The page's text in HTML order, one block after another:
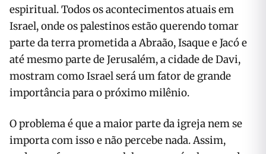
espiritual. Todos os acontecimentos atuais em
Israel, onde os palestinos estão querendo tomar
parte da terra prometida a Abraão, Isaque e Jacó e
até mesmo parte de Jerusalém, a cidade de Davi,
mostram como Israel será um fator de grande
importância para o próximo milênio.
O problema é que a maior parte da igreja nem se
importa com isso e não percebe nada. Assim,